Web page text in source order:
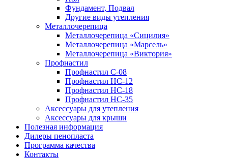
Фундамент, Подвал
Другие виды утепления
Металлочерепица
Металлочерепица «Сицилия»
Металлочерепица «Марсель»
Металлочерепица «Виктория»
Профнастил
Профнастил С-08
Профнастил НС-12
Профнастил НС-18
Профнастил НС-35
Аксессуары для утепления
Аксессуары для крыши
Полезная информация
Дилеры пенопласта
Программа качества
Контакты